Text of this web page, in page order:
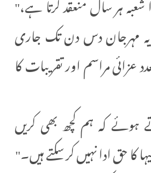
مہرجان دس دن تک جاری
مراسم اور تقریبات کا
کہ ہم کچھ بھی کریں
کا حق ادا نہیں کر سکتے ہیں۔"